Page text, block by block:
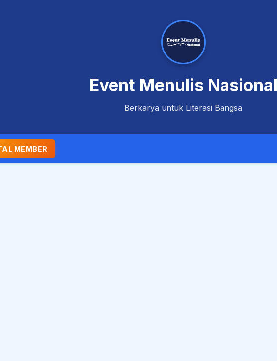
Event Menulis Nasional
Berkarya untuk Literasi Bangsa
MEMBER